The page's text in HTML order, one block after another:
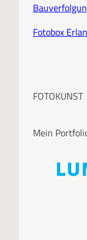
Fotobox
FOTOKUNST
Mein